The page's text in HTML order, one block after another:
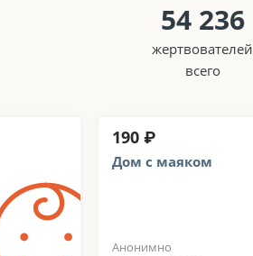
54 236
жертвователей
всего
190 ₽
Дом с маяком
Анонимно